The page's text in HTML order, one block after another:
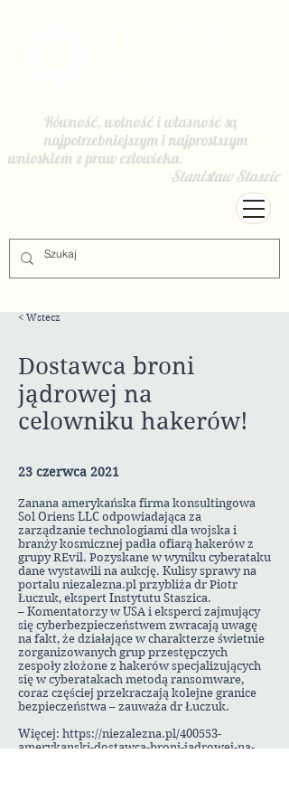
Równość, wolność i własność są
najpotrzebniejszym i najprostszym
wnioskiem z praw człowieka.
Stanisław Staszic
< Wstecz
Dostawca broni
jądrowej na
celowniku hakerów!
23 czerwca 2021
Zanana amerykańska firma konsultingowa
Sol Oriens LLC odpowiadająca za
zarządzanie technologiami dla wojska i
branży kosmicznej padła ofiarą hakerów z
grupy REvil. Pozyskane w wyniku cyberataku
dane wystawili na aukcję. Kulisy sprawy na
portalu niezalezna.pl przybliża dr Piotr
Łuczuk, ekspert Instytutu Staszica.
– Komentatorzy w USA i eksperci zajmujący
się cyberbezpieczeństwem zwracają uwagę
na fakt, że działające w charakterze świetnie
zorganizowanych grup przestępczych
zespoły złożone z hakerów specjalizujących
się w cyberatakach metodą ransomware,
coraz częściej przekraczają kolejne granice
bezpieczeństwa – zauważa dr Łuczuk.
Więcej: https://niezalezna.pl/400553-
amerykanski-dostawca-broni-jadrowej-na-